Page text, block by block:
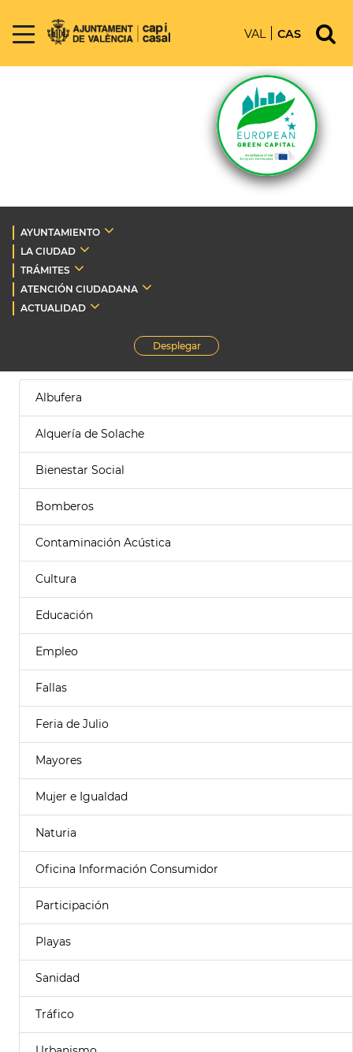
VAL CAS
AYUNTAMIENTO
LA CIUDAD
TRÁMITES
ATENCIÓN CIUDADANA
ACTUALIDAD
Desplegar
Albufera
Alquería de Solache
Bienestar Social
Bomberos
Contaminación Acústica
Cultura
Educación
Empleo
Fallas
Feria de Julio
Mayores
Mujer e Igualdad
Naturia
Oficina Información Consumidor
Participación
Playas
Sanidad
Tráfico